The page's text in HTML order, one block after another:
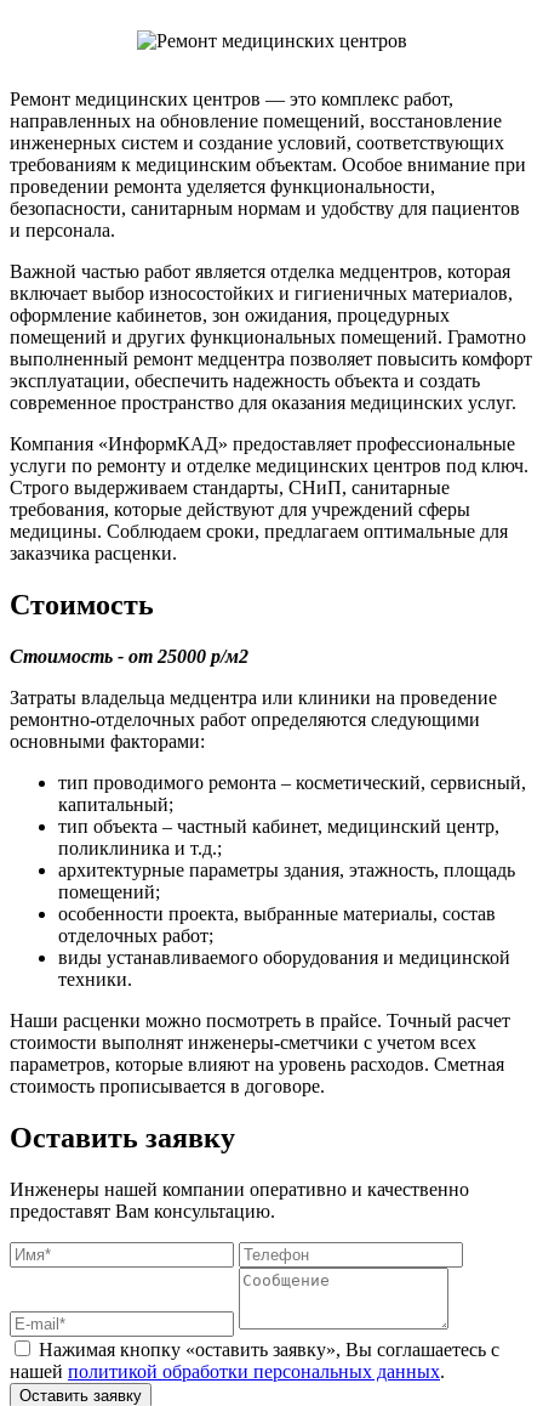
Ремонт медицинских центров — это комплекс работ,
направленных на обновление помещений, восстановление
инженерных систем и создание условий, соответствующих
требованиям к медицинским объектам. Особое внимание при
проведении ремонта уделяется функциональности,
безопасности, санитарным нормам и удобству для пациентов
и персонала.
Важной частью работ является отделка медцентров, которая
включает выбор износостойких и гигиеничных материалов,
оформление кабинетов, зон ожидания, процедурных
помещений и других функциональных помещений. Грамотно
выполненный ремонт медцентра позволяет повысить комфорт
эксплуатации, обеспечить надежность объекта и создать
современное пространство для оказания медицинских услуг.
Компания «ИнформКАД» предоставляет профессиональные
услуги по ремонту и отделке медицинских центров под ключ.
Строго выдерживаем стандарты, СНиП, санитарные
требования, которые действуют для учреждений сферы
медицины. Соблюдаем сроки, предлагаем оптимальные для
заказчика расценки.
Стоимость
Стоимость - от 25000 р/м2
Затраты владельца медцентра или клиники на проведение
ремонтно-отделочных работ определяются следующими
основными факторами:
тип проводимого ремонта – косметический, сервисный,
капитальный;
тип объекта – частный кабинет, медицинский центр,
поликлиника и т.д.;
архитектурные параметры здания, этажность, площадь
помещений;
особенности проекта, выбранные материалы, состав
отделочных работ;
виды устанавливаемого оборудования и медицинской
техники.
Наши расценки можно посмотреть в прайсе. Точный расчет
стоимости выполнят инженеры-сметчики с учетом всех
параметров, которые влияют на уровень расходов. Сметная
стоимость прописывается в договоре.
Оставить заявку
Инженеры нашей компании оперативно и качественно
предоставят Вам консультацию.
Нажимая кнопку «оставить заявку», Вы соглашаетесь с
нашей политикой обработки персональных данных.
Оставить заявку